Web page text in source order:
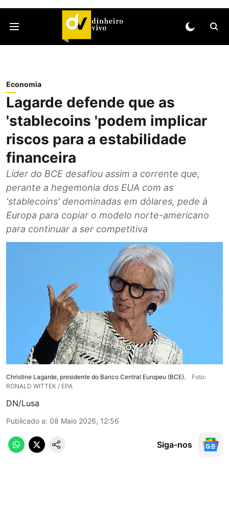
Economia
Lagarde defende que as
'stablecoins 'podem implicar
riscos para a estabilidade
financeira
Líder do BCE desafiou assim a corrente que,
perante a hegemonia dos EUA com as
'stablecoins' denominadas em dólares, pede à
Europa para copiar o modelo norte-americano
para continuar a ser competitiva
Christine Lagarde, presidente do Banco Central Europeu (BCE).
Foto:
RONALD WITTEK / EPA
DN/Lusa
Publicado a: 08 Maio 2026, 12:56
Siga-nos